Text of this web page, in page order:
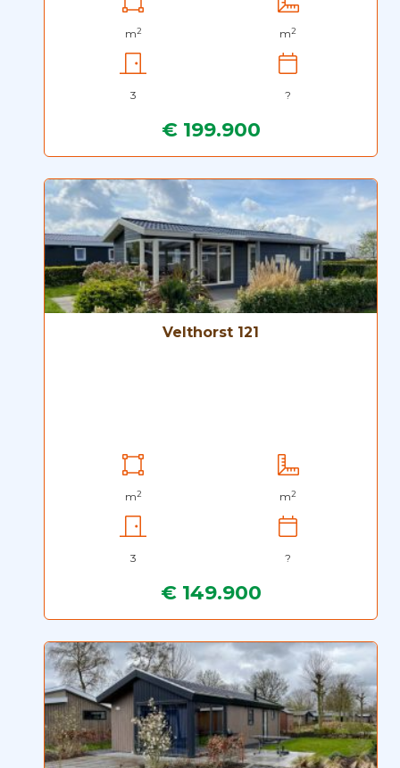
m2 m2
3 ?
€ 199.900
Velthorst 121
m2 m2
3 ?
€ 149.900